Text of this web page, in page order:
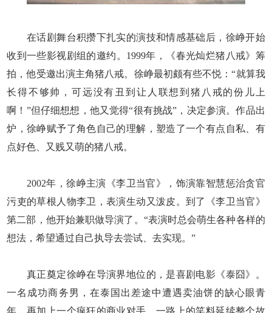
在话剧舞台积攒下扎实的演技和情感基础后，徐峥开始
收到一些影视剧组的邀约。1999年，《春光灿烂猪八戒》筹
拍，他受邀出演主角猪八戒。徐峥最初颇有些不悦：“就算我
长得不够帅，可远没有丑到让人联想到猪八戒的份儿上
啊！”但仔细想想，他又觉得“很有挑战”，决定参演。作品出
炉，徐峥赋予了角色自己的理解，塑造了一个有点自私、有
点好色、又贱又萌的猪八戒。
2002年，徐峥主演《李卫当官》，饰演靠智慧惩治贪官
污吏的草根人物李卫，表演生动又泼皮。到了《李卫当官》
第二部，他开始兼职做导演了。“表演时总会萌生各种各样的
想法，希望通过自己执导去尝试、去实现。”
真正奠定徐峥在导演界地位的，是喜剧电影《泰囧》。
一名成功商务男，在泰国出差途中遭遇卖油饼的缺心眼青
年，再加上一个疯狂的商业对手，一路上的笑料延续整个故